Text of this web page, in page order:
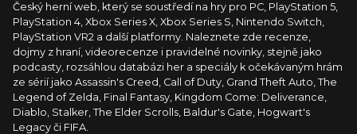
Český herní web, který se soustředí na hry pro PC, PlayStation 5,
PlayStation 4, Xbox Series X, Xbox Series S, Nintendo Switch,
PlayStation VR2 a další platformy. Naleznete zde recenze,
dojmy z hraní, videorecenze i pravidelné novinky, stejně jako
podcasty, rozsáhlou databázi her a speciály k očekávaným hrám
ze sérií jako Assassin's Creed, Call of Duty, Grand Theft Auto, The
Legend of Zelda, Final Fantasy, Kingdom Come: Deliverance,
Diablo, Stalker, The Elder Scrolls, Baldur's Gate, Hogwart's
Legacy či FIFA.